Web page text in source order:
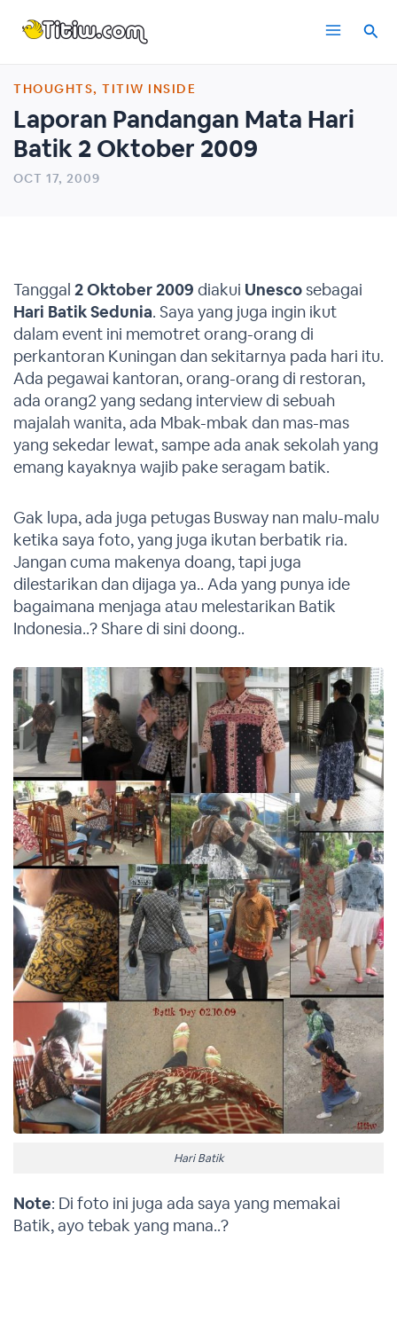
Main
THOUGHTS, TITIW INSIDE
Laporan Pandangan Mata Hari
Batik 2 Oktober 2009
OCT 17, 2009
Tanggal 2 Oktober 2009 diakui Unesco sebagai
Hari Batik Sedunia. Saya yang juga ingin ikut
dalam event ini memotret orang-orang di
perkantoran Kuningan dan sekitarnya pada hari itu.
Ada pegawai kantoran, orang-orang di restoran,
ada orang2 yang sedang interview di sebuah
majalah wanita, ada Mbak-mbak dan mas-mas
yang sekedar lewat, sampe ada anak sekolah yang
emang kayaknya wajib pake seragam batik.
Gak lupa, ada juga petugas Busway nan malu-malu
ketika saya foto, yang juga ikutan berbatik ria.
Jangan cuma makenya doang, tapi juga
dilestarikan dan dijaga ya.. Ada yang punya ide
bagaimana menjaga atau melestarikan Batik
Indonesia..? Share di sini doong..
Hari Batik
Note: Di foto ini juga ada saya yang memakai
Batik, ayo tebak yang mana..?